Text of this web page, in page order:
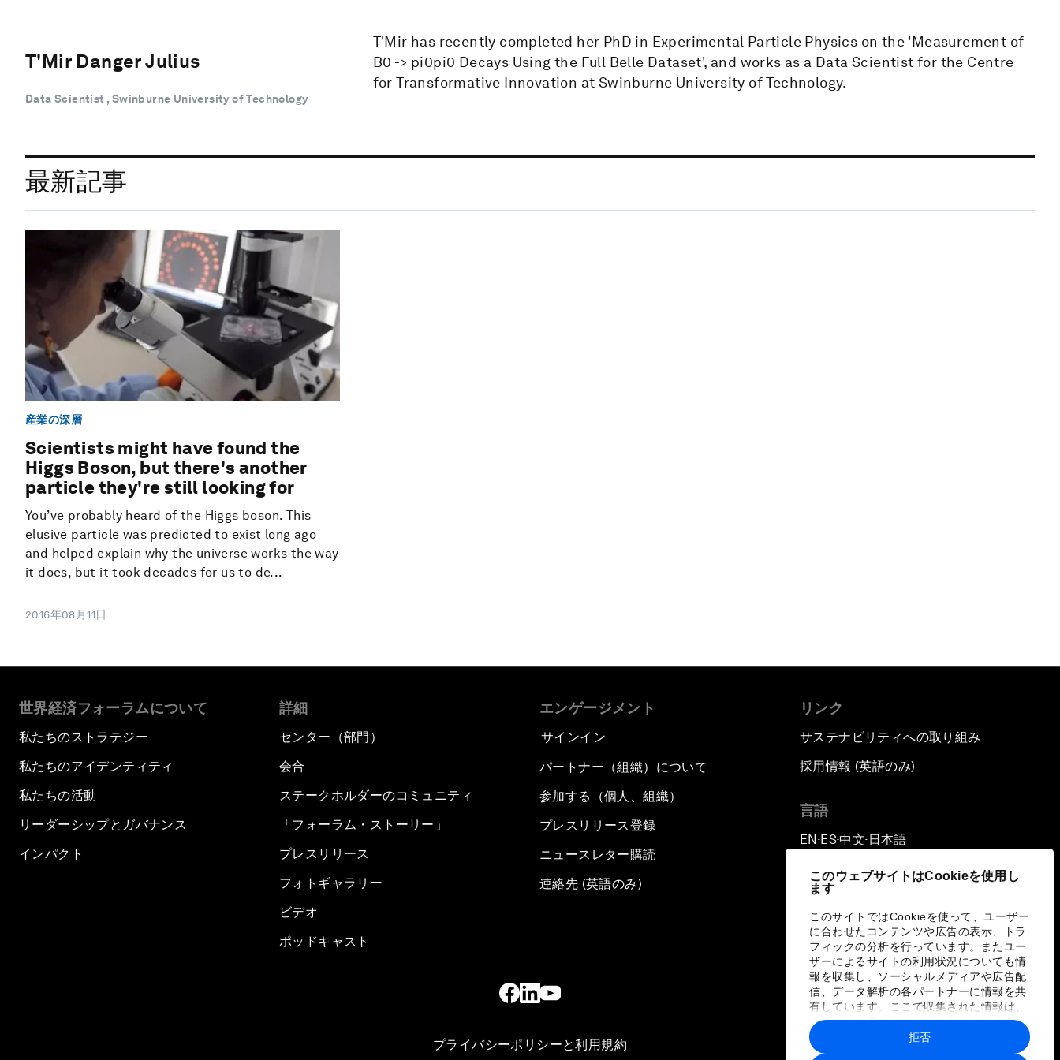
このウェブサイトはCookieを使用し
ます
このサイトではCookieを使って、ユーザー
に合わせたコンテンツや広告の表示、トラ
フィックの分析を行っています。またユー
ザーによるサイトの利用状況についても情
報を収集し、ソーシャルメディアや広告配
信、データ解析の各パートナーに情報を共
有しています。ここで収集された情報は、
ユーザーが各パートナーに提供した他の情
報や各パートナーのサービスを使用した際
に収集された情報と組み合わされ、各パー
拒否
T'Mir Danger Julius
Data Scientist , Swinburne University of Technology
T'Mir has recently completed her PhD in Experimental Particle Physics on the 'Measurement of
B0 -> pi0pi0 Decays Using the Full Belle Dataset', and works as a Data Scientist for the Centre
for Transformative Innovation at Swinburne University of Technology.
最新記事
産業の深層
Scientists might have found the
Higgs Boson, but there's another
particle they're still looking for
You’ve probably heard of the Higgs boson. This
elusive particle was predicted to exist long ago
and helped explain why the universe works the way
it does, but it took decades for us to de...
2016年08月11日
世界経済フォーラムについて
私たちのストラテジー
私たちのアイデンティティ
私たちの活動
リーダーシップとガバナンス
インパクト
詳細
センター（部門）
会合
ステークホルダーのコミュニティ
「フォーラム・ストーリー」
プレスリリース
フォトギャラリー
ビデオ
ポッドキャスト
エンゲージメント
サインイン
パートナー（組織）について
参加する（個人、組織）
プレスリリース登録
ニュースレター購読
連絡先 (英語のみ)
リンク
サステナビリティへの取り組み
採用情報 (英語のみ)
言語
EN ▪ ES▪中文▪ 日本語
プライバシーポリシーと利用規約